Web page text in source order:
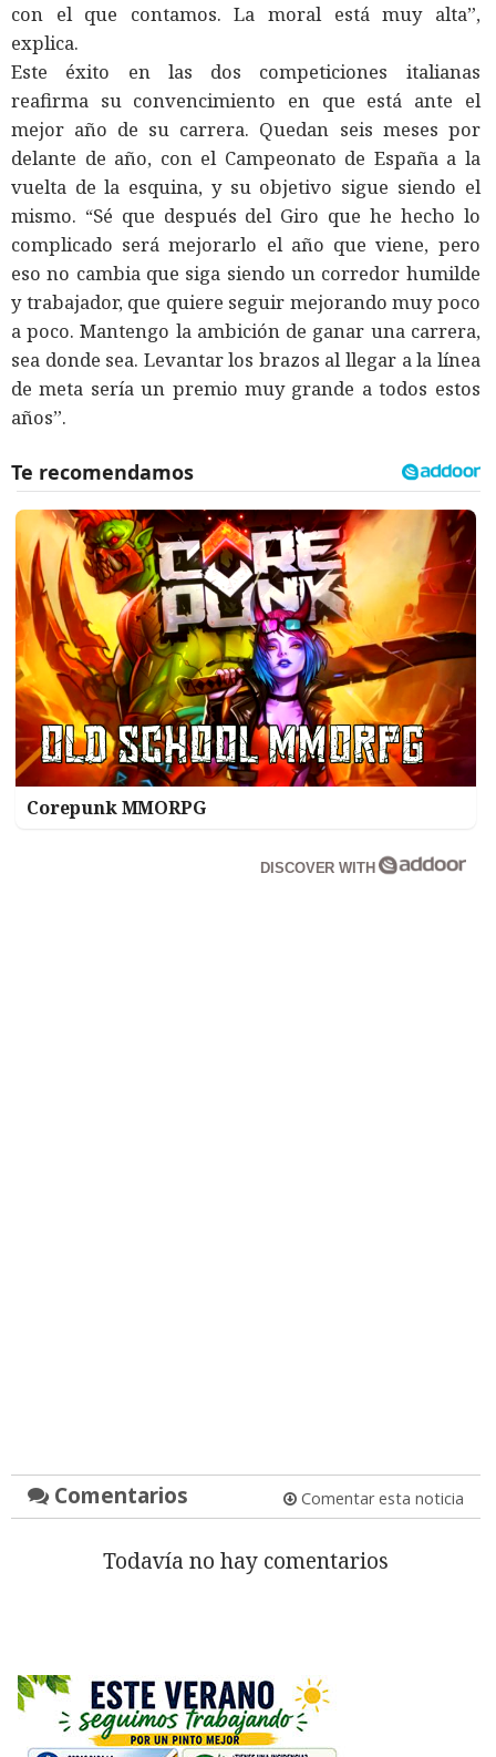
con el que contamos. La moral está muy alta”,
explica.
Este éxito en las dos competiciones italianas
reafirma su convencimiento en que está ante el
mejor año de su carrera. Quedan seis meses por
delante de año, con el Campeonato de España a la
vuelta de la esquina, y su objetivo sigue siendo el
mismo. “Sé que después del Giro que he hecho lo
complicado será mejorarlo el año que viene, pero
eso no cambia que siga siendo un corredor humilde
y trabajador, que quiere seguir mejorando muy poco
a poco. Mantengo la ambición de ganar una carrera,
sea donde sea. Levantar los brazos al llegar a la línea
de meta sería un premio muy grande a todos estos
años”.
Corepunk MMORPG
DISCOVER WITH
Comentarios Comentar esta noticia
Todavía no hay comentarios